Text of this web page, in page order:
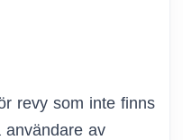
revy som inte finns
användare av